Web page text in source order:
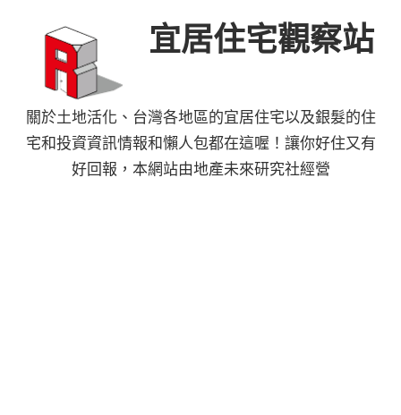
宜居住宅觀察站
關於土地活化、台灣各地區的宜居住宅以及銀髮的住
宅和投資資訊情報和懶人包都在這喔！讓你好住又有
好回報，本網站由地產未來研究社經營